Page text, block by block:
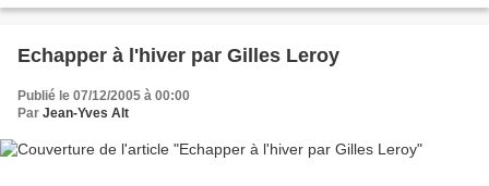
Echapper à l'hiver par Gilles Leroy
Publié le 07/12/2005 à 00:00
Par Jean-Yves Alt